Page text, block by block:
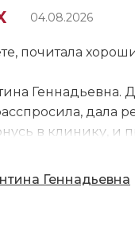
04.08.2026
почитала
Геннадьевна.
дала
в клинику,
1 врач не
Геннадьевна